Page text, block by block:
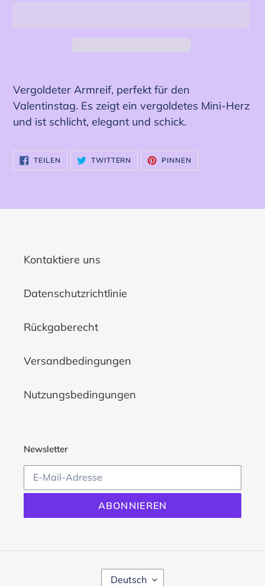
wird
zum
Warenkorb
hinzugefügt
Vergoldeter Armreif, perfekt für den
Valentinstag. Es zeigt ein vergoldetes Mini-Herz
und ist schlicht, elegant und schick.
TEILEN
FACEBOOK
TEILEN
TWITTERN AUF
TWITTER
TWITTERN
PINNEN
PINNEN
Kontaktiere uns
Datenschutzrichtlinie
Rückgaberecht
Versandbedingungen
Nutzungsbedingungen
Newsletter
ABONNIEREN
S
Deutsch